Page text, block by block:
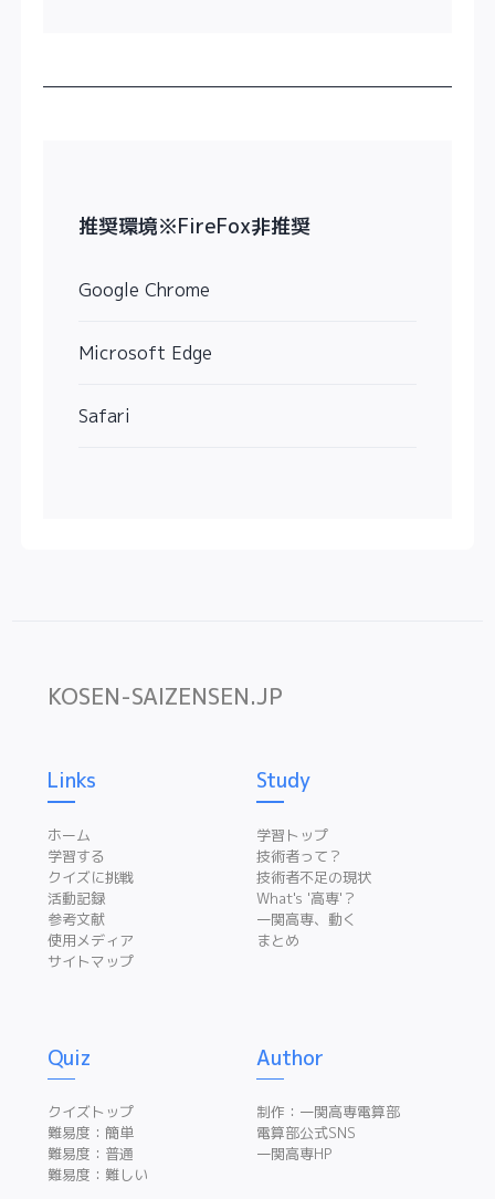
推奨環境※FireFox非推奨
Google Chrome
Microsoft Edge
Safari
KOSEN-SAIZENSEN.JP
Links
ホーム
学習する
クイズに挑戦
活動記録
参考文献
使用メディア
サイトマップ
Study
学習トップ
技術者って？
技術者不足の現状
What's '高専'？
一関高専、動く
まとめ
Quiz
クイズトップ
難易度：簡単
難易度：普通
難易度：難しい
Author
制作：一関高専電算部
電算部公式SNS
一関高専HP